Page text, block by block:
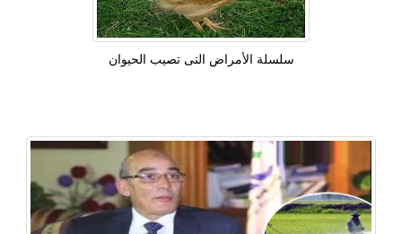
سلسلة الأمراض التى تصيب الحيوان